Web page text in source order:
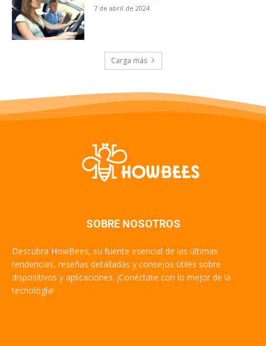
7 de abril de 2024
Carga más
SOBRE NOSOTROS
Descubra HowBees, su fuente esencial de las últimas
tendencias, reseñas detalladas y consejos útiles sobre
dispositivos y aplicaciones. ¡Conéctate con lo mejor de la
tecnología!